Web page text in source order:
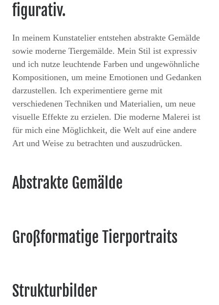
figurativ.
In meinem Kunstatelier entstehen abstrakte Gemälde
sowie moderne Tiergemälde. Mein Stil ist expressiv
und ich nutze leuchtende Farben und ungewöhnliche
Kompositionen, um meine Emotionen und Gedanken
darzustellen. Ich experimentiere gerne mit
verschiedenen Techniken und Materialien, um neue
visuelle Effekte zu erzielen. Die moderne Malerei ist
für mich eine Möglichkeit, die Welt auf eine andere
Art und Weise zu betrachten und auszudrücken.
Abstrakte Gemälde
Großformatige Tierportraits
Strukturbilder